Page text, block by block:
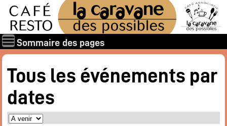
Sommaire des pages
Qui sommes-nous ?
Les associations
Rapports et documents
Les membres
Tous les événements par
dates